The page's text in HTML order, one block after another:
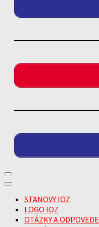
STANOVY IOZ
LOGO IOZ
OTÁZKY A ODPOVEDE